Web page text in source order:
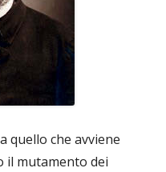
quello che avviene
il mutamento dei